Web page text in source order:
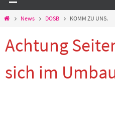
StartNews DOSB KOMM ZU UNS.
Achtung
sich im